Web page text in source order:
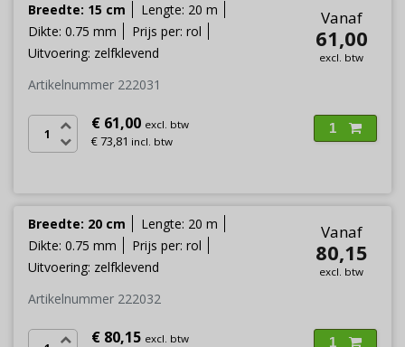
Breedte: 15 cm
Lengte: 20 m
Dikte: 0.75 mm
Prijs per: rol
Uitvoering: zelfklevend
Vanaf
61,00
excl. btw
Artikelnummer 222031
€ 61,00 excl. btw
€ 73,81 incl. btw
1
Breedte: 20 cm
Lengte: 20 m
Dikte: 0.75 mm
Prijs per: rol
Uitvoering: zelfklevend
Vanaf
80,15
excl. btw
Artikelnummer 222032
€ 80,15 excl. btw 1